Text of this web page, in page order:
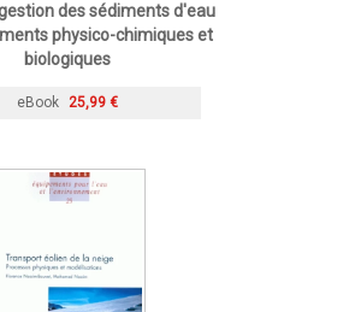
des sédiments d'eau
physico-chimiques et
biologiques
eBook 25,99 €